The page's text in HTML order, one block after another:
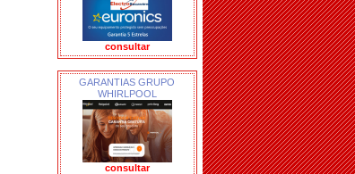
consultar
GARANTIAS GRUPO
WHIRLPOOL
consultar